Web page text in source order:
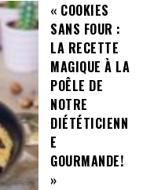
« COOKIES
SANS FOUR :
LA RECETTE
MAGIQUE À LA
POÊLE DE
NOTRE
DIÉTÉTICIENN
E
GOURMANDE!
»